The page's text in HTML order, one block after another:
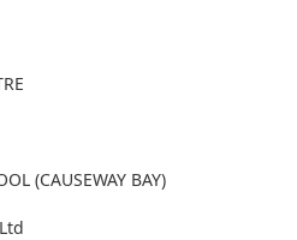
(CAUSEWAY BAY)